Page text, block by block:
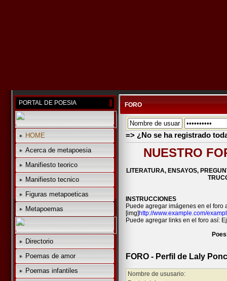
PORTAL DE POESIA
HOME
Acerca de metapoesia
Manifiesto teorico
Manifiesto tecnico
Figuras metapoeticas
Metapoemas
Directorio
Poemas de amor
Poemas infantiles
FORO
=> ¿No se ha registrado
NUESTRO
LITERATURA, ENSAYOS,
INSTRUCCIONES
Puede agregar imágenes en el foro
[img] http://www.example.com/
Puede agregar links en el foro así:
FORO - Perfil de Laly
Nombre de ususario: